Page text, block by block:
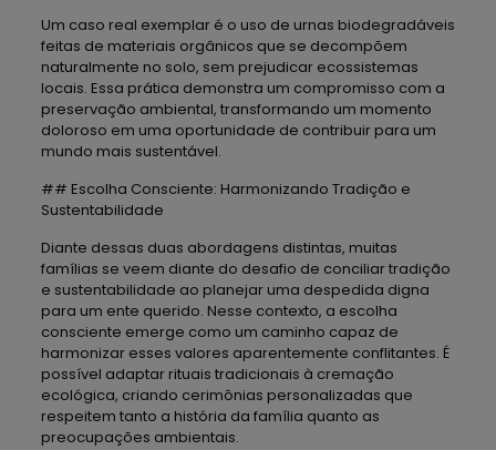
Um caso real exemplar é o uso de urnas biodegradáveis
feitas de materiais orgânicos que se decompõem
naturalmente no solo, sem prejudicar ecossistemas
locais. Essa prática demonstra um compromisso com a
preservação ambiental, transformando um momento
doloroso em uma oportunidade de contribuir para um
mundo mais sustentável.
## Escolha Consciente: Harmonizando Tradição e
Sustentabilidade
Diante dessas duas abordagens distintas, muitas
famílias se veem diante do desafio de conciliar tradição
e sustentabilidade ao planejar uma despedida digna
para um ente querido. Nesse contexto, a escolha
consciente emerge como um caminho capaz de
harmonizar esses valores aparentemente conflitantes. É
possível adaptar rituais tradicionais à cremação
ecológica, criando cerimônias personalizadas que
respeitem tanto a história da família quanto as
preocupações ambientais.